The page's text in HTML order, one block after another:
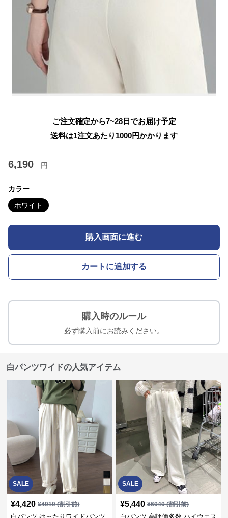
ご注文確定から7~28日でお届け予定
送料は1注文あたり 1000円かかります
6,190 円
カラー
ホワイト
購入画面に進む
カートに追加する
購入時のルール
必ず購入前にお読みください。
白パンツワイドの人気アイテム
SALE
¥4,420 ¥4910(割引前)
SALE
¥5,440 ¥6040(割引前)